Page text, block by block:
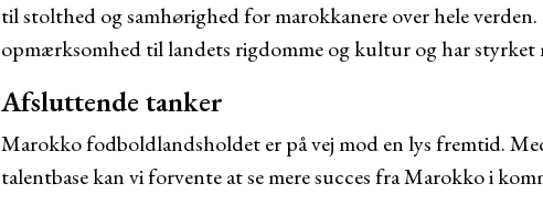
til stolthed og samhørighed for marokkanere over hele
opmærksomhed til landets rigdomme og kultur og har styrket
Afsluttende tanker
Marokko fodboldlandsholdet er på vej mod en lys fremtid.
talentbase kan vi forvente at se mere succes fra Marokko i